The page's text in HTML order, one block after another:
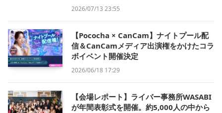
2026/07/13 23:55
【Pococha × CanCam】ナイトプール配
信＆CanCamメディア出演権をかけたコラ
ボイベント開催決定
2026/06/18 17:29
【会場レポート】ライバー事務所WASABI
が年間表彰式を開催。約5,000人の中から